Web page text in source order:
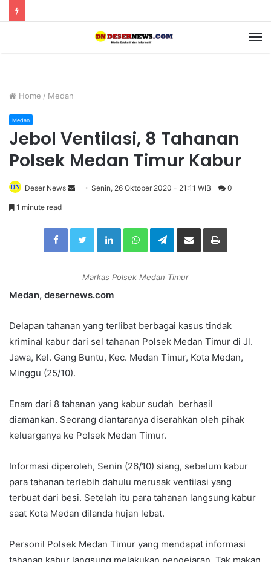
Home / Medan
Medan
Jebol Ventilasi, 8 Tahanan
Polsek Medan Timur Kabur
Deser News
a
Senin, 26 Oktober 2020 - 21:11 WIB 0
1 minute read
Facebook Twitter LinkedIn WhatsApp Telegram
Markas Polsek Medan Timur
Medan, desernews.com
Delapan tahanan yang terlibat berbagai kasus tindak
kriminal kabur dari sel tahanan Polsek Medan Timur di Jl.
Jawa, Kel. Gang Buntu, Kec. Medan Timur, Kota Medan,
Minggu (25/10).
Enam dari 8 tahanan yang kabur sudah berhasil
diamankan. Seorang diantaranya diserahkan oleh pihak
keluarganya ke Polsek Medan Timur.
Informasi diperoleh, Senin (26/10) siang, sebelum kabur
para tahanan terlebih dahulu merusak ventilasi yang
terbuat dari besi. Setelah itu para tahanan langsung kabur
saat Kota Medan dilanda hujan lebat.
Personil Polsek Medan Timur yang mendapat informasi